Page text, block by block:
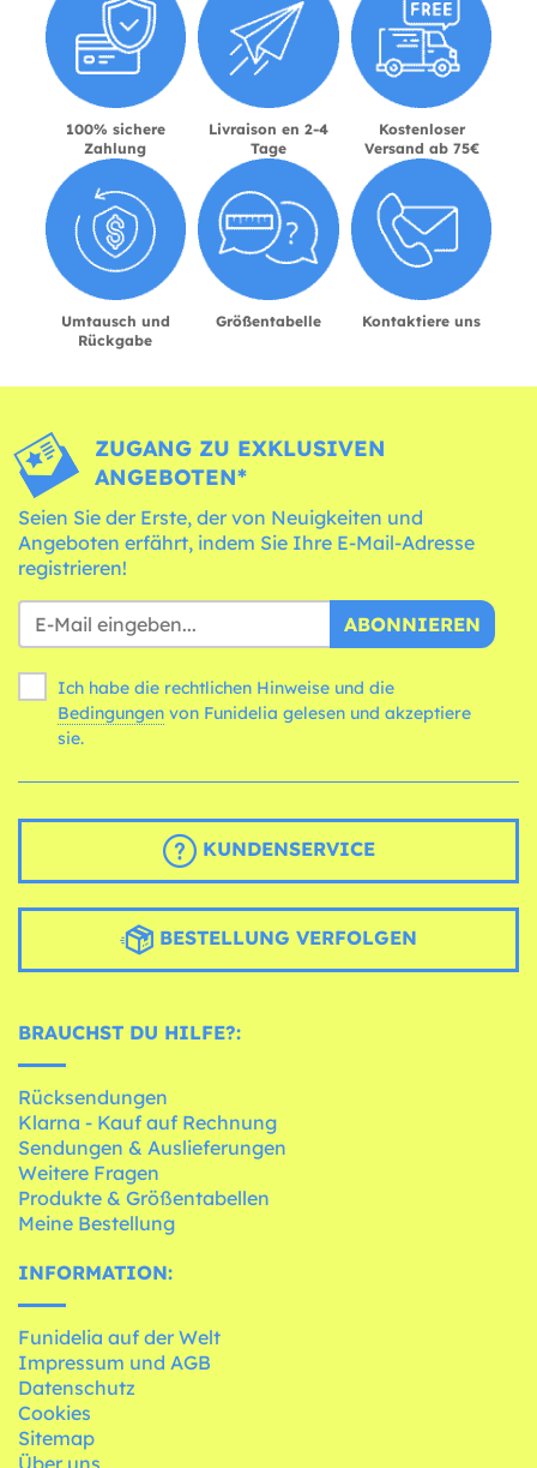
100% sichere
Zahlung
Livraison en 2-4
Tage
Kostenloser
Versand ab 75€
Umtausch und
Rückgabe
Größentabelle Kontaktiere uns
ZUGANG ZU EXKLUSIVEN
ANGEBOTEN*
Seien Sie der Erste, der von Neuigkeiten und
Angeboten erfährt, indem Sie Ihre E-Mail-Adresse
registrieren!
ABONNIEREN
Ich habe die rechtlichen Hinweise und die
Bedingungen
sie.
KUNDENSERVICE
BESTELLUNG VERFOLGEN
BRAUCHST DU HILFE?:
Rücksendungen
Klarna - Kauf auf Rechnung
Sendungen & Auslieferungen
Weitere Fragen
Produkte & Größentabellen
Meine Bestellung
INFORMATION:
Funidelia auf der Welt
Impressum und AGB
Datenschutz
Cookies
Sitemap
Über uns